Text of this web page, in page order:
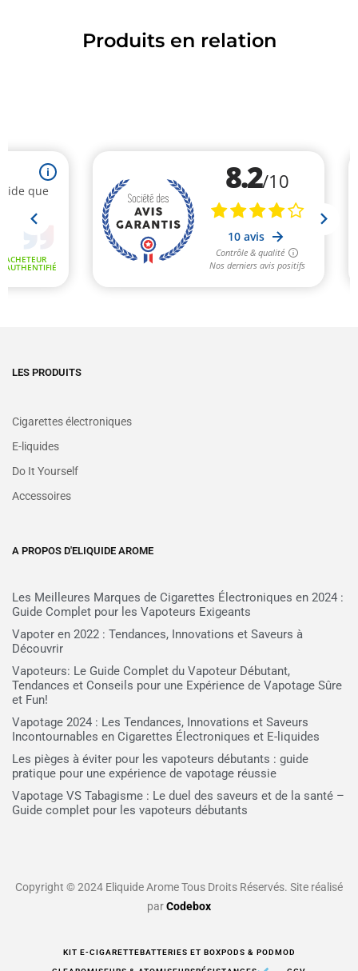
Produits en relation
LES PRODUITS
Cigarettes électroniques
E-liquides
Do It Yourself
Accessoires
A PROPOS D'ELIQUIDE AROME
Les Meilleures Marques de Cigarettes Électroniques en 2024 :
Guide Complet pour les Vapoteurs Exigeants
Vapoter en 2022 : Tendances, Innovations et Saveurs à
Découvrir
Vapoteurs: Le Guide Complet du Vapoteur Débutant,
Tendances et Conseils pour une Expérience de Vapotage Sûre
et Fun!
Vapotage 2024 : Les Tendances, Innovations et Saveurs
Incontournables en Cigarettes Électroniques et E-liquides
Les pièges à éviter pour les vapoteurs débutants : guide
pratique pour une expérience de vapotage réussie
Vapotage VS Tabagisme : Le duel des saveurs et de la santé –
Guide complet pour les vapoteurs débutants
Copyright © 2024 Eliquide Arome Tous Droits Réservés. Site réalisé
parCodebox
KIT E-CIGARETTEBATTERIES ET BOXPODS & PODMOD